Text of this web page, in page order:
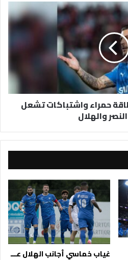
حمراء واشتباكات تشعل
والهلال
غياب خماسي أجانب الهلال عـــ